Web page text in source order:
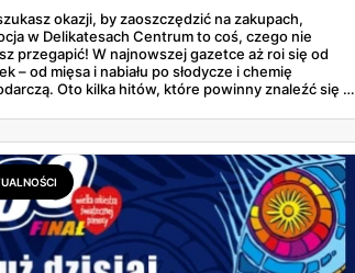
okazji, by zaoszczędzić na zakupach,
w Delikatesach Centrum to coś, czego nie
przegapić! W najnowszej gazetce aż roi się od
– od mięsa i nabiału po słodycze i chemię
Oto kilka hitów, które powinny znaleźć się w